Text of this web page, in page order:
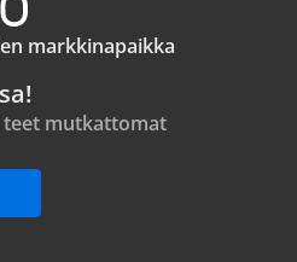
markkinapaikka
teet mutkattomat